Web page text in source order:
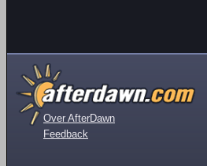
Over AfterDawn
Feedback